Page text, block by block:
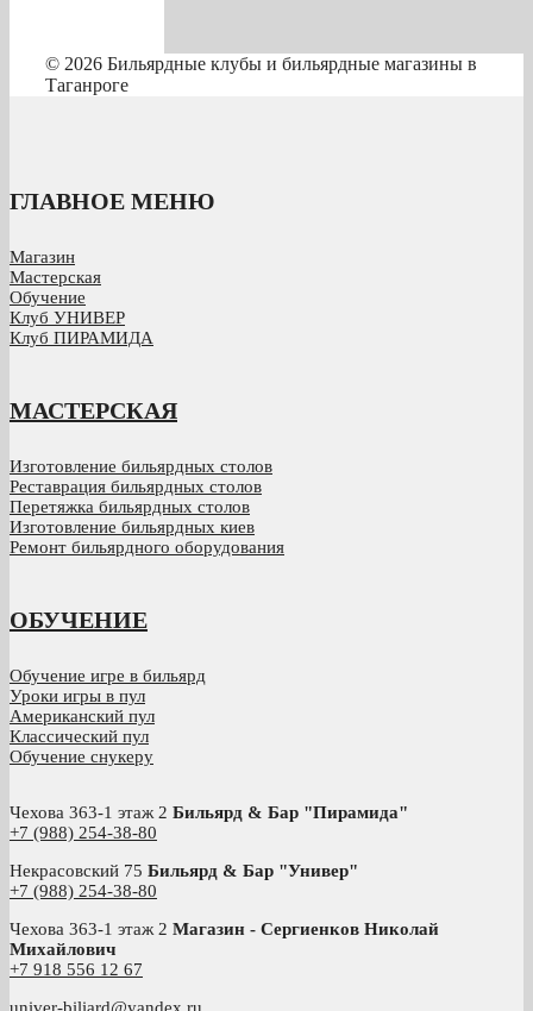
© 2026 Бильярдные клубы и бильярдные магазины в
Таганроге
ГЛАВНОЕ МЕНЮ
Магазин
Мастерская
Обучение
Клуб УНИВЕР
Клуб ПИРАМИДА
МАСТЕРСКАЯ
Изготовление бильярдных столов
Реставрация бильярдных столов
Перетяжка бильярдных столов
Изготовление бильярдных киев
Ремонт бильярдного оборудования
ОБУЧЕНИЕ
Обучение игре в бильярд
Уроки игры в пул
Американский пул
Классический пул
Обучение снукеру
Чехова 363-1 этаж 2 Бильярд & Бар "Пирамида"
+7 (988) 254-38-80
Некрасовский 75 Бильярд & Бар "Универ"
+7 (988) 254-38-80
Чехова 363-1 этаж 2 Магазин - Сергиенков Николай
Михайлович
+7 918 556 12 67